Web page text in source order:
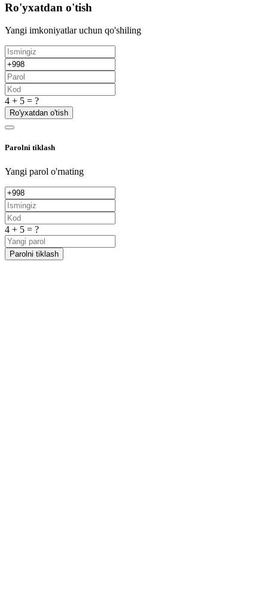
Ro'yxatdan o'tish
Yangi imkoniyatlar uchun qo'shiling
4 + 5 = ?
Ro'yxatdan o'tish
Parolni tiklash
Yangi parol o'rnating
4 + 5 = ?
Parolni tiklash